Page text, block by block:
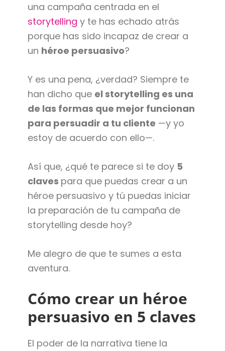
una campaña centrada en el
storytelling y te has echado atrás
porque has sido incapaz de crear a
un héroe persuasivo?
Y es una pena, ¿verdad? Siempre te
han dicho que el storytelling es una
de las formas que mejor funcionan
para persuadir a tu cliente —y yo
estoy de acuerdo con ello—.
Así que, ¿qué te parece si te doy 5
claves para que puedas crear a un
héroe persuasivo y tú puedas iniciar
la preparación de tu campaña de
storytelling desde hoy?
Me alegro de que te sumes a esta
aventura.
Cómo crear un héroe
persuasivo en 5 claves
El poder de la narrativa tiene la